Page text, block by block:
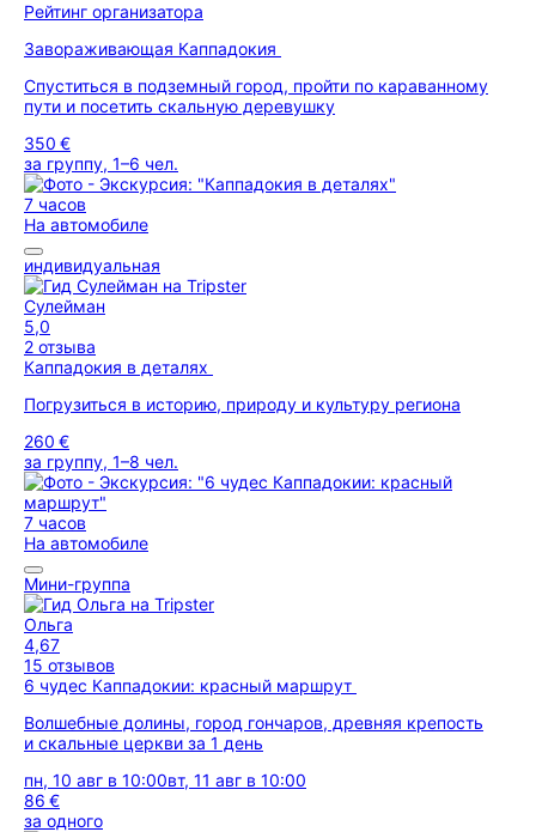
Рейтинг организатора
Завораживающая Каппадокия
Спуститься в подземный город, пройти по караванному
пути и посетить скальную деревушку
350 €
за группу, 1–6 чел.
7 часов
На автомобиле
индивидуальная
Сулейман
5,0
2 отзыва
Каппадокия в деталях
Погрузиться в историю, природу и культуру региона
260 €
за группу, 1–8 чел.
7 часов
На автомобиле
Мини-группа
Ольга
4,67
15 отзывов
6 чудес Каппадокии: красный маршрут
Волшебные долины, город гончаров, древняя крепость
и скальные церкви за 1 день
пн, 10 авг в 10:00вт, 11 авг в 10:00
86 €
за одного